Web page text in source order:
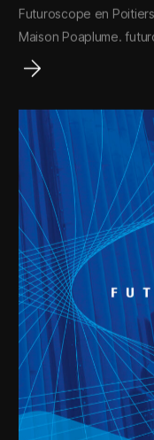
Futuroscope en
Maison Poaplume.